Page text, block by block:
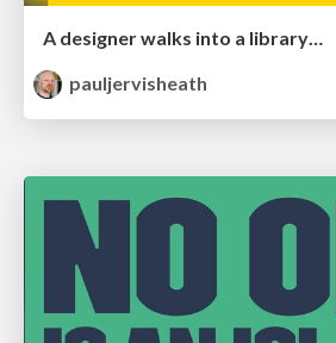
A designer walks into a library…
pauljervisheath